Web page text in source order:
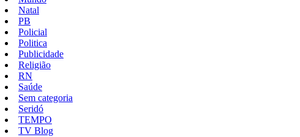
Natal
PB
Policial
Politica
Publicidade
Religião
RN
Saúde
Sem categoria
Seridó
TEMPO
TV Blog